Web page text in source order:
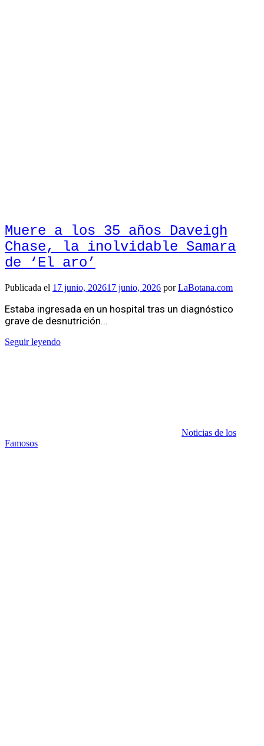
Muere a los 35 años Daveigh
Chase, la inolvidable Samara
de ‘El aro’
Publicada el 17 junio, 202617 junio, 2026 porLaBotana.com
Estaba ingresada en un hospital tras un diagnóstico
grave de desnutrición…
Seguir leyendo
Noticias de los
Famosos